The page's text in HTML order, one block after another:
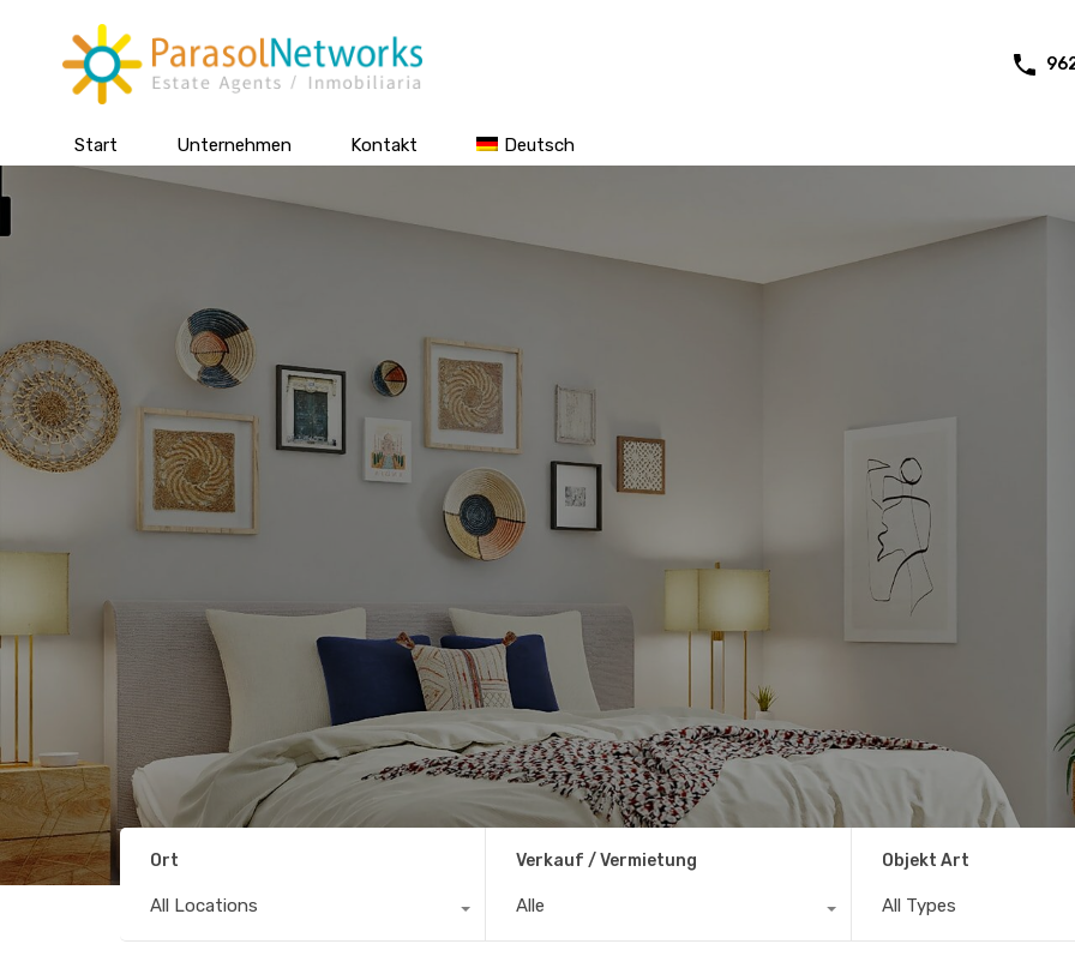
Start Unternehmen Kontakt Deutsch
Ort
All Locations
Verkauf / Vermietung
Alle
Objekt Art
All Types